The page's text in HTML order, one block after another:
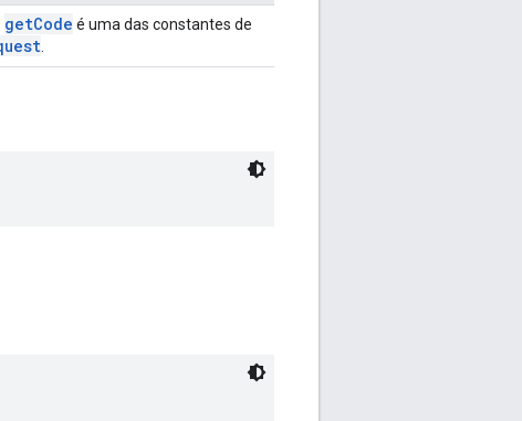
getCode é uma das constantes de